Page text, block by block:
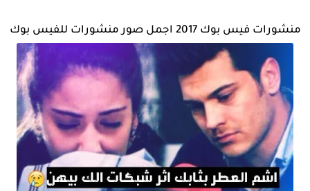
منشورات فيس بوك 2017 اجمل صور منشورات للفيس بوك